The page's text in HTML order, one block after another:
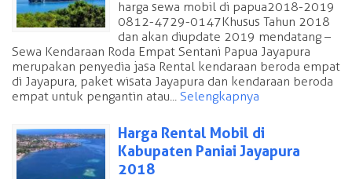
harga sewa mobil di papua2018-2019
0812-4729-0147 Khusus Tahun 2018
dan akan diupdate 2019 mendatang –
Sewa Kendaraan Roda Empat Sentani Papua Jayapura
merupakan penyedia jasa Rental kendaraan beroda empat
di Jayapura, paket wisata Jayapura dan kendaraan beroda
empat untuk pengantin atau... Selengkapnya
Harga Rental Mobil di
Kabupaten Paniai Jayapura
2018